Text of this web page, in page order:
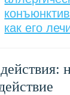
как его